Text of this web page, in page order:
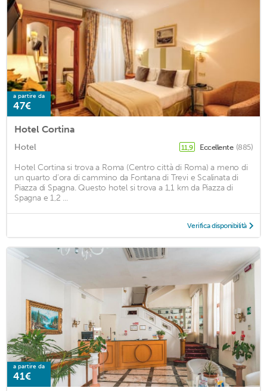
a partire da
47€
Hotel Cortina
Hotel 11,9 Eccellente (885)
Hotel Cortina si trova a Roma (Centro città di Roma) a meno di
un quarto d'ora di cammino da Fontana di Trevi e Scalinata di
Piazza di Spagna. Questo hotel si trova a 1,1 km da Piazza di
Spagna e 1,2 ...
Verifica disponibilità
a partire da
41€